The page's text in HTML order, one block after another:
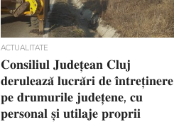
ACTUALITATE
𝐂𝐨𝐧𝐬𝐢𝐥𝐢𝐮𝐥 𝐉𝐮𝐝𝐞𝐭̦𝐞𝐚𝐧 𝐂𝐥𝐮𝐣
𝐝𝐞𝐫𝐮𝐥𝐞𝐚𝐳𝐚̆ 𝐥𝐮𝐜𝐫𝐚̆𝐫𝐢 𝐝𝐞 𝐢̂𝐧𝐭𝐫𝐞𝐭̦𝐢𝐧𝐞𝐫𝐞
𝐩𝐞 𝐝𝐫𝐮𝐦𝐮𝐫𝐢𝐥𝐞 𝐣𝐮𝐝𝐞𝐭̦𝐞𝐧𝐞, 𝐜𝐮
𝐩𝐞𝐫𝐬𝐨𝐧𝐚𝐥 𝐬̦𝐢 𝐮𝐭𝐢𝐥𝐚𝐣𝐞 𝐩𝐫𝐨𝐩𝐫𝐢𝐢